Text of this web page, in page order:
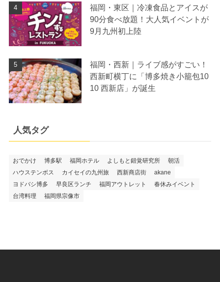
福岡・東区｜冷凍食品とアイスが
90分食べ放題！大人気イベントが
9月九州初上陸
福岡・西新｜ライブ感がすごい！
西新町横丁に「博多焼き小籠包10
10 西新店」が誕生
人気タグ
おでかけ 博多駅 福岡ホテル よしもと錯覚研究所
朝活
ハウステンボス
カイセイの九州旅 西新商店街
akane
ヨドバシ博多
早良区ランチ 福岡アウトレット
春休みイベント
台湾料理
福岡県宗像市